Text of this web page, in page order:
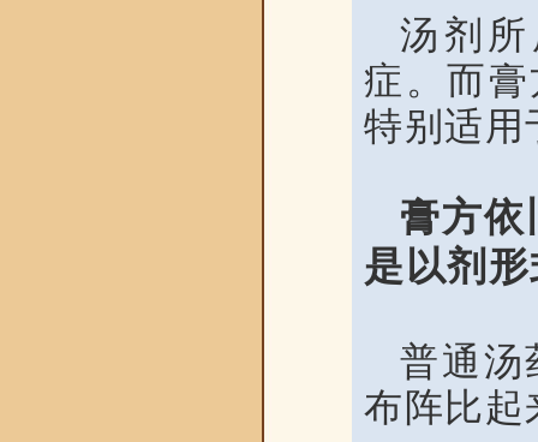
汤剂
症。而
特别适
膏方依
是以剂
普通汤
布阵比